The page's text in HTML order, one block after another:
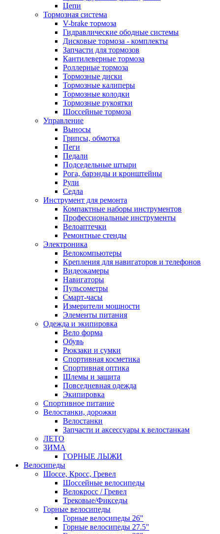
Цепи
Тормозная система
V-brake тормоза
Гидравлические ободные системы
Дисковые тормоза - комплекты
Запчасти для тормозов
Кантилеверные тормоза
Роллерные тормоза
Тормозные диски
Тормозные калиперы
Тормозные колодки
Тормозные рукоятки
Шоссейные тормоза
Управление
Выносы
Грипсы, обмотка
Пеги
Педали
Подседельные штыри
Рога, барэнды и кронштейны
Рули
Седла
Инструмент для ремонта
Компактные наборы инструментов
Профессиональные инструменты
Велоаптечки
Ремонтные стенды
Электроника
Велокомпьютеры
Крепления для навигаторов и телефонов
Видеокамеры
Навигаторы
Пульсометры
Смарт-часы
Измерители мощности
Элементы питания
Одежда и экипировка
Вело форма
Обувь
Рюкзаки и сумки
Спортивная косметика
Спортивная оптика
Шлемы и защита
Повседневная одежда
Экипировка
Спортивное питание
Велостанки, дорожки
Велостанки
Запчасти и аксессуары к велостанкам
ЛЕТО
ЗИМА
ГОРНЫЕ ЛЫЖИ
Велосипеды
Шоссе, Кросс, Гревел
Шоссейные велосипеды
Велокросс / Гревел
Трековые/Фикседы
Горные велосипеды
Горные велосипеды 26"
Горные велосипеды 27.5"